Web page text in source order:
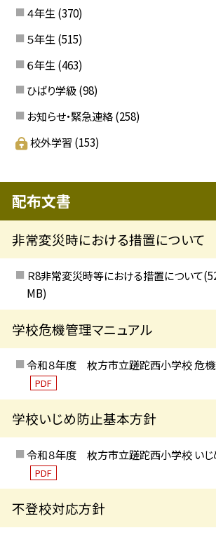
４年生 (370)
５年生 (515)
６年生 (463)
ひばり学級 (98)
お知らせ・緊急連絡 (258)
校外学習 (153)
配布文書
非常変災時における措置について
Ｒ8非常変災時等における措置について
MB)
学校危機管理マニュアル
令和８年度 枚方市立蹉跎西小学校 危機
PDF
学校いじめ防止基本方針
令和８年度 枚方市立蹉跎西小学校 い
PDF
不登校対応方針